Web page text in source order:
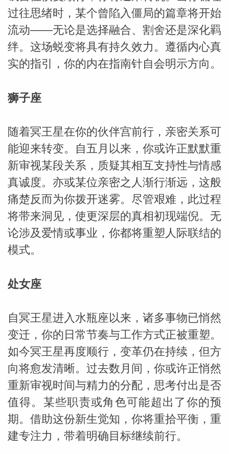
过往思绪时，某个曾陷入僵局的篇章将开始
流动——无论是选择融合、割舍还是深化羁
绊。这场蜕变将具有持久效力。遵循内心真
实的指引，你的内在指南针自会明示方向。
狮子座
随着冥王星在你的伙伴宫前行，亲密关系可
能迎来转变。自五月以来，你或许正默默重
新审视某段关系，质疑其相互支持性与情感
真诚度。亦或某位亲密之人渐行渐远，这般
痛楚反而为你拨开迷雾。尽管艰难，此过程
将带来洞见，使更深层的真相初现端倪。无
论涉及爱情或事业，你都将重塑人际联结的
模式。
处女座
自冥王星进入水瓶座以来，诸多事物已悄然
变迁，你的日常节奏与工作方式正被重塑。
如今冥王星再度顺行，变革仍在持续，但方
向将愈发清晰。过去数月间，你或许正悄然
重新审视时间与精力的分配，思考付出是否
值得。某些职责或角色可能超出了你的预
期。借助这份新生觉知，你将重拾平衡，重
建专注力，带着明确目标继续前行。